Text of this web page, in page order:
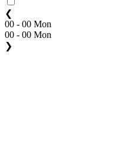
❮
00 - 00 Mon
00 - 00 Mon
❯